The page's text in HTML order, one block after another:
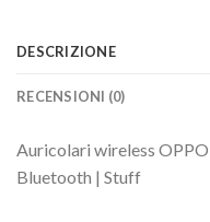
DESCRIZIONE
RECENSIONI (0)
Auricolari wireless
Bluetooth | Stuff